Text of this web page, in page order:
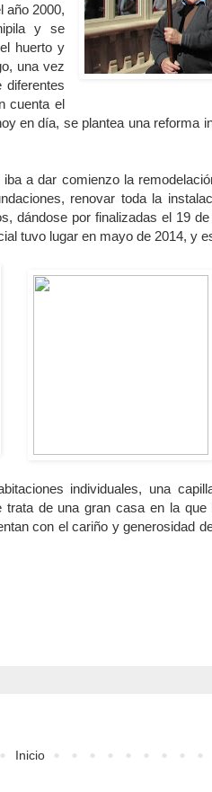
año 2000,
y se
huerto y
una vez
cuenta el
en día, se plantea una reforma
a dar comienzo la
renovar toda la
dándose por finalizadas el 19
tuvo lugar en mayo de 2014, y
individuales, una
de una gran casa en la
con el cariño y generosidad
Inicio